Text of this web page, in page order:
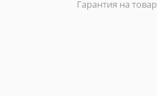
Гарантия на товар